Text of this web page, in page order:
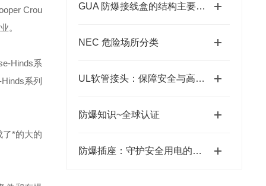
GUA 防爆接线盒的结构主要包括外壳、端子板、密封圈、接线孔等部分
NEC 危险场所分类
UL软管接头：保障安全与高效的关键连接件
防爆知识~全球认证
防爆插座：守护安全用电的坚固防线
Crou
。
Hinds系
系列
了*的大的